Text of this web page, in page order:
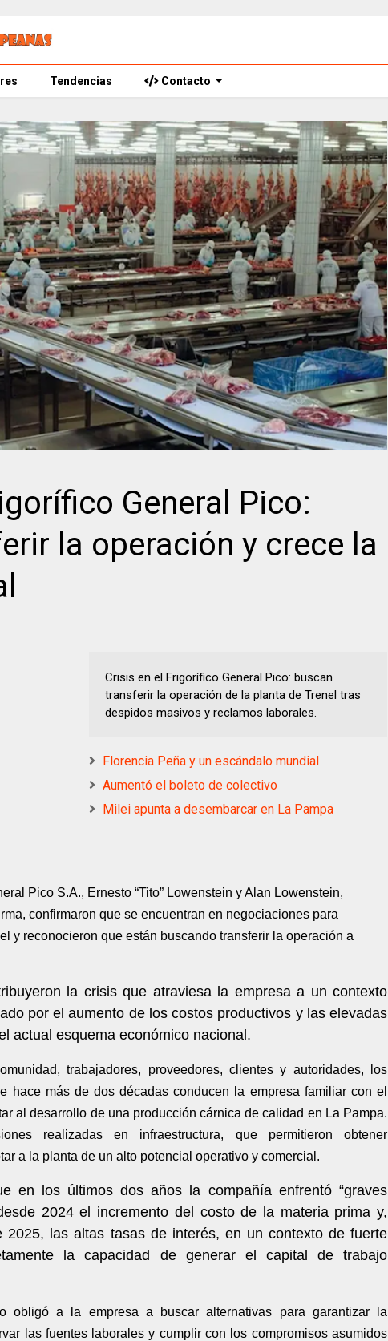
Tendencias Contacto
General Pico:
la operación y crece la
Crisis en el Frigorífico General Pico: buscan
transferir la operación de la planta de Trenel tras
despidos masivos y reclamos laborales.
Florencia Peña y un escándalo mundial
Aumentó el boleto de colectivo
Milei apunta a desembarcar en La Pampa
Pico S.A., Ernesto “Tito” Lowenstein y Alan Lowenstein,
confirmaron que se encuentran en negociaciones para
y reconocieron que están buscando transferir la operación a
la crisis que atraviesa la empresa a un contexto
por el aumento de los costos productivos y las elevadas
actual esquema económico nacional.
trabajadores, proveedores, clientes y autoridades, los
hace más de dos décadas conducen la empresa familiar con el
al desarrollo de una producción cárnica de calidad en La Pampa.
realizadas en infraestructura, que permitieron obtener
a la planta de un alto potencial operativo y comercial.
en los últimos dos años la compañía enfrentó “graves
2024 el incremento del costo de la materia prima y,
2025, las altas tasas de interés, en un contexto de fuerte
la capacidad de generar el capital de trabajo
obligó a la empresa a buscar alternativas para garantizar la
las fuentes laborales y cumplir con los compromisos asumidos